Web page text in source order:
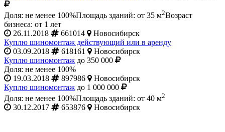
Доля: не менее 100%Площадь зданий: от 35 м2Возраст
бизнеса: от 1 лет
26.11.2018
661014
Новосибирск
Куплю шиномонтаж действующий или в аренду
03.09.2018
618161
Новосибирск
Куплю шиномонтаж до 350 000
Доля: не менее 100%
19.03.2018
897986
Новосибирск
Куплю шиномонтаж до 1 000 000
Доля: не менее 100%Площадь зданий: от 40 м2
30.12.2017 653876 Новосибирск